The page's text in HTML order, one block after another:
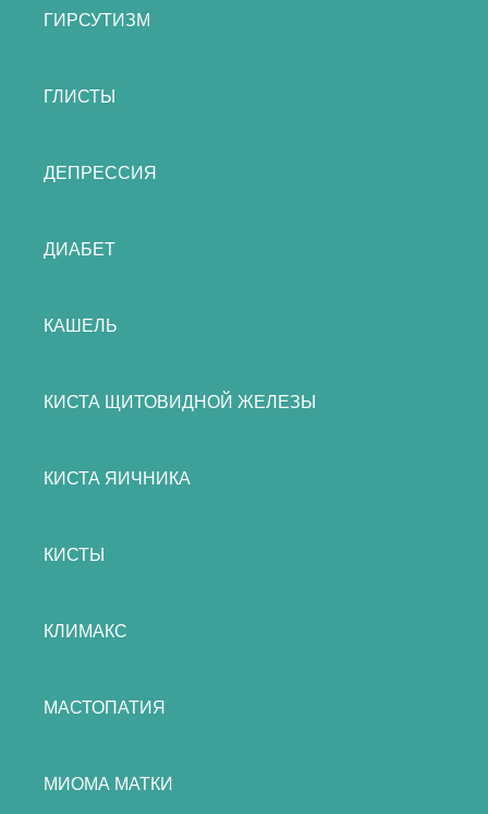
ГИРСУТИЗМ
ГЛИСТЫ
ДЕПРЕССИЯ
ДИАБЕТ
КАШЕЛЬ
КИСТА ЩИТОВИДНОЙ ЖЕЛЕЗЫ
КИСТА ЯИЧНИКА
КИСТЫ
КЛИМАКС
МАСТОПАТИЯ
МИОМА МАТКИ